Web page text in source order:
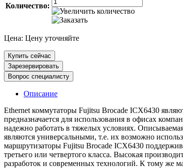
Количество:
Цена: Цену уточняйте
Купить сейчас
Зарезервировать
Вопрос специалисту
Описание
Ethernet коммутаторы Fujitsu Brocade ICX6430
предназначается для использования в офисах
надежно работать в тяжелых условиях.
являются универсальными, т.е. их возможно
маршрутизаторы Fujitsu Brocade ICX6430
третьего или четвертого класса. Высокая
разработок и современных технологий. К тому же